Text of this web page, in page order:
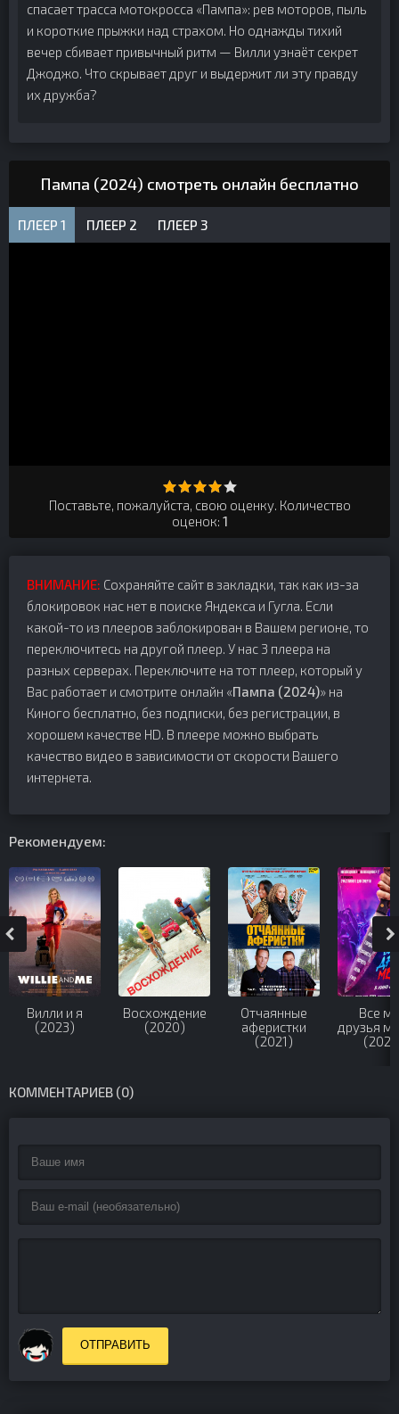
спасает трасса мотокросса «Пампа»: рев моторов, пыль
и короткие прыжки над страхом. Но однажды тихий
вечер сбивает привычный ритм — Вилли узнаёт секрет
Джоджо. Что скрывает друг и выдержит ли эту правду
их дружба?
Пампа (2024) смотреть онлайн бесплатно
ПЛЕЕР 1 ПЛЕЕР 2 ПЛЕЕР 3
Поставьте, пожалуйста, свою оценку. Количество
оценок: 1
ВНИМАНИЕ: Сохраняйте сайт в закладки, так как из-за
блокировок нас нет в поиске Яндекса и Гугла. Если
какой-то из плееров заблокирован в Вашем регионе, то
переключитесь на другой плеер. У нас 3 плеера на
разных серверах. Переключите на тот плеер, который у
Вас работает и смотрите онлайн «Пампа (2024)» на
Киного бесплатно, без подписки, без регистрации, в
хорошем качестве HD. В плеере можно выбрать
качество видео в зависимости от скорости Вашего
интернета.
Рекомендуем:
Вилли и я
(2023)
Восхождение
(2020)
Отчаянные
аферистки
(2021)
Все
друзья
КОММЕНТАРИЕВ (0)
ОТПРАВИТЬ